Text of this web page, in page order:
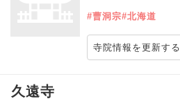
#曹洞宗#北海道
寺院情報を更新する
久遠寺